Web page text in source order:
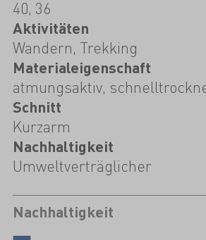
40, 36
Aktivitäten
Wandern, Trekking
Materialeigenschaft
atmungsaktiv,
Schnitt
Kurzarm
Nachhaltigkeit
Umweltverträglicher
Nachhaltigkeit